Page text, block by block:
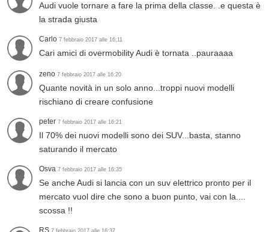
Audi vuole tornare a fare la prima della classe. .e questa è
la strada giusta
Carlo 7 febbraio 2017 alle 16:11
Cari amici di overmobility Audi è tornata ..pauraaaa
zeno 7 febbraio 2017 alle 16:20
Quante novità in un solo anno...troppi nuovi modelli
rischiano di creare confusione
peter 7 febbraio 2017 alle 16:21
Il 70% dei nuovi modelli sono dei SUV...basta, stanno
saturando il mercato
Osva 7 febbraio 2017 alle 16:35
Se anche Audi si lancia con un suv elettrico pronto per il
mercato vuol dire che sono a buon punto, vai con la....
scossa !!